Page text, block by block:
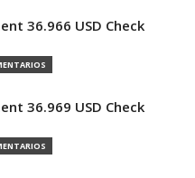
36.966 USD Check
36.969 USD Check